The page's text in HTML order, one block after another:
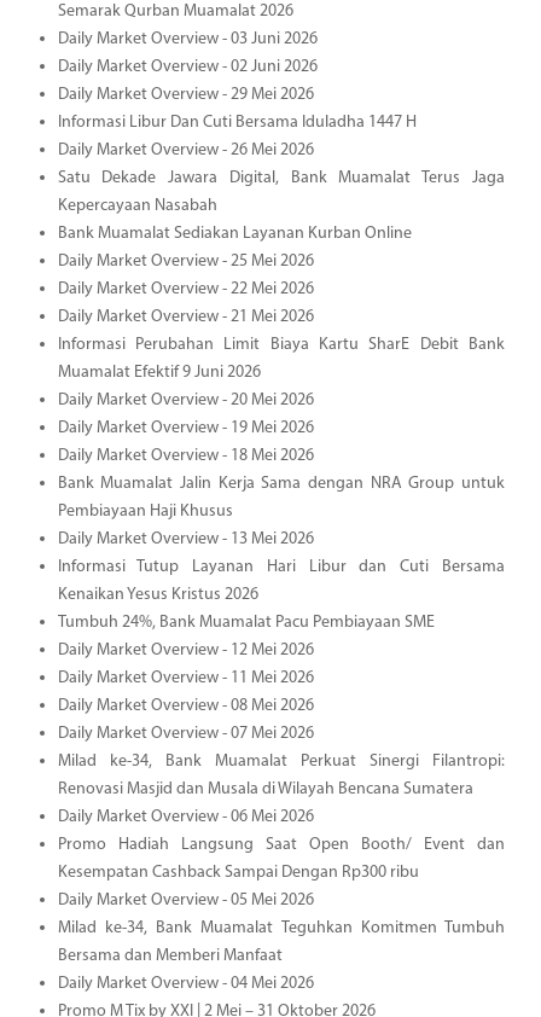
Semarak Qurban Muamalat 2026
Daily Market Overview - 03 Juni 2026
Daily Market Overview - 02 Juni 2026
Daily Market Overview - 29 Mei 2026
Informasi Libur Dan Cuti Bersama Iduladha 1447 H
Daily Market Overview - 26 Mei 2026
Satu Dekade Jawara Digital, Bank Muamalat Terus Jaga
Kepercayaan Nasabah
Bank Muamalat Sediakan Layanan Kurban Online
Daily Market Overview - 25 Mei 2026
Daily Market Overview - 22 Mei 2026
Daily Market Overview - 21 Mei 2026
Informasi Perubahan Limit Biaya Kartu SharE Debit Bank
Muamalat Efektif 9 Juni 2026
Daily Market Overview - 20 Mei 2026
Daily Market Overview - 19 Mei 2026
Daily Market Overview - 18 Mei 2026
Bank Muamalat Jalin Kerja Sama dengan NRA Group untuk
Pembiayaan Haji Khusus
Daily Market Overview - 13 Mei 2026
Informasi Tutup Layanan Hari Libur dan Cuti Bersama
Kenaikan Yesus Kristus 2026
Tumbuh 24%, Bank Muamalat Pacu Pembiayaan SME
Daily Market Overview - 12 Mei 2026
Daily Market Overview - 11 Mei 2026
Daily Market Overview - 08 Mei 2026
Daily Market Overview - 07 Mei 2026
Milad ke-34, Bank Muamalat Perkuat Sinergi Filantropi:
Renovasi Masjid dan Musala di Wilayah Bencana Sumatera
Daily Market Overview - 06 Mei 2026
Promo Hadiah Langsung Saat Open Booth/ Event dan
Kesempatan Cashback Sampai Dengan Rp300 ribu
Daily Market Overview - 05 Mei 2026
Milad ke-34, Bank Muamalat Teguhkan Komitmen Tumbuh
Bersama dan Memberi Manfaat
Daily Market Overview - 04 Mei 2026
Promo M Tix by XXI | 2 Mei – 31 Oktober 2026